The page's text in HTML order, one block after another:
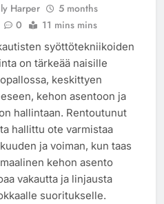
Harper
5 months
0 11 mins mins
syöttötekniikoiden
on tärkeää naisille
keskittyen
kehon asentoon ja
hallintaan. Rentoutunut
hallittu ote varmistaa
ja voiman, kun taas
kehon asento
vakautta ja linjausta
suoritukselle.